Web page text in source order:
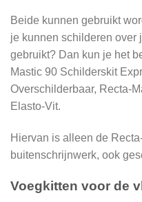
Beide kunnen gebruikt
je kunnen schilderen over
gebruikt? Dan kun je het
Mastic 90 Schilderskit
Overschilderbaar, Recta-
Elasto-Vit.
Hiervan is alleen de
buitenschrijnwerk, ook
Voegkitten voor de